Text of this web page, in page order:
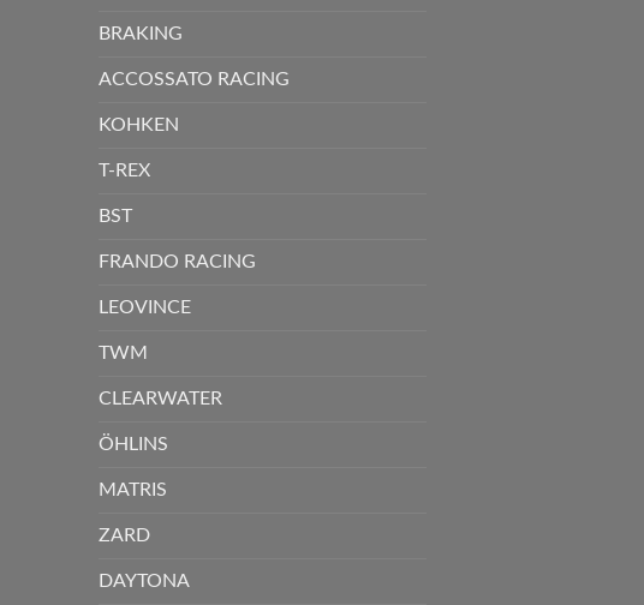
BRAKING
ACCOSSATO RACING
KOHKEN
T-REX
BST
FRANDO RACING
LEOVINCE
TWM
CLEARWATER
ÖHLINS
MATRIS
ZARD
DAYTONA